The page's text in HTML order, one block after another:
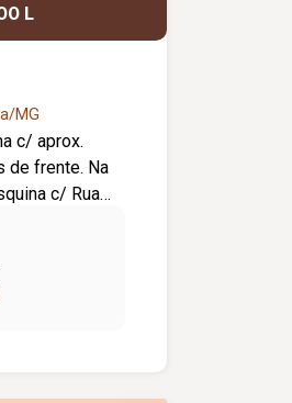
L
MG
c/ aprox.
de frente. Na
c/ Rua
da
imobiliárias,
outros.